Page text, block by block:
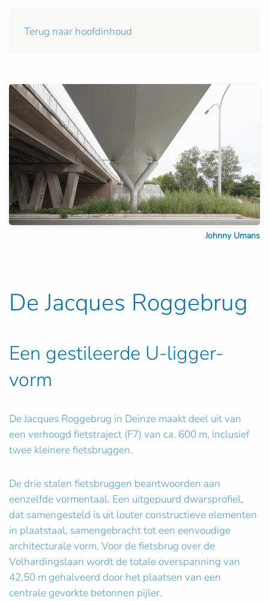
Terug naar hoofdinhoud
Johnny Umans
De Jacques Roggebrug
Een gestileerde U-ligger-
vorm
De Jacques Roggebrug in Deinze maakt deel uit van
een verhoogd fietstraject (F7) van ca. 600 m, inclusief
twee kleinere fietsbruggen.
De drie stalen fietsbruggen beantwoorden aan
eenzelfde vormentaal. Een uitgepuurd dwarsprofiel,
dat samengesteld is uit louter constructieve elementen
in plaatstaal, samengebracht tot een eenvoudige
architecturale vorm. Voor de fietsbrug over de
Volhardingslaan wordt de totale overspanning van
42,50 m gehalveerd door het plaatsen van een
centrale gevorkte betonnen pijler.